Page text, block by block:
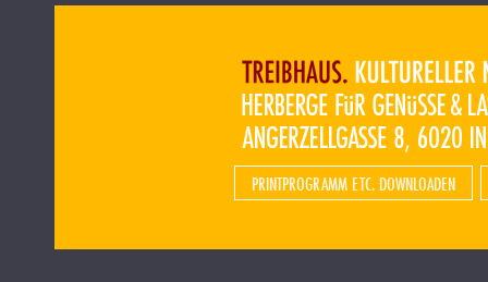
PRINTPROGRAMM ETC. DOWNLOADEN